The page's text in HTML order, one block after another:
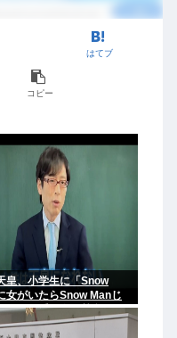
はてブ
コピー
皇、小学生に「Snow
女がいたらSnow Manじ
」で男系天皇を熱弁www